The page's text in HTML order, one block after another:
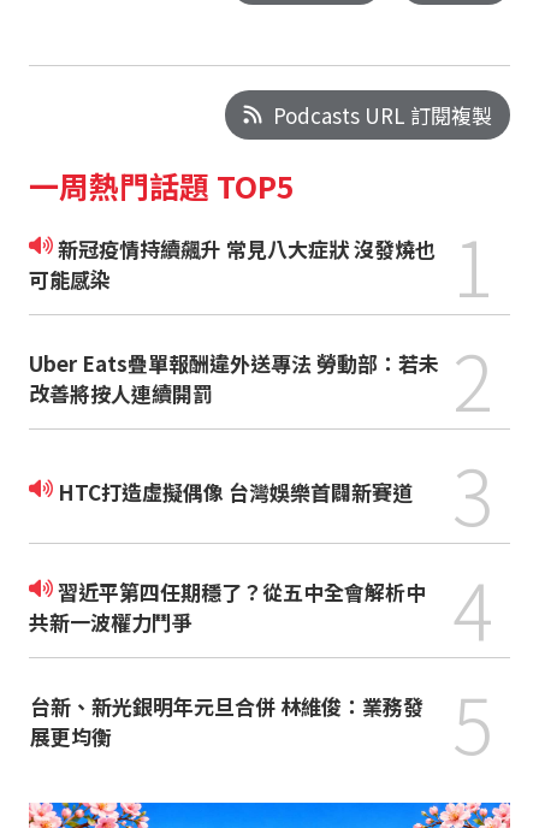
Podcasts URL 訂閱複製
一周熱門話題 TOP5
新冠疫情持續飆升 常見八大症狀 沒發燒也
可能感染
1
Uber Eats疊單報酬違外送專法 勞動部：若未
改善將按人連續開罰
2
HTC打造虛擬偶像 台灣娛樂首闢新賽道 3
習近平第四任期穩了？從五中全會解析中
共新一波權力鬥爭
4
台新、新光銀明年元旦合併 林維俊：業務發
展更均衡
5